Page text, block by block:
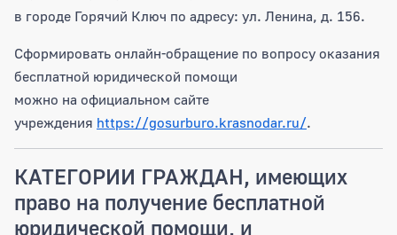
в городе Горячий Ключ по адресу: ул. Ленина, д. 156.
Сформировать онлайн-обращение по вопросу оказания
бесплатной юридической помощи
можно на официальном сайте
учреждения https://gosurburo.krasnodar.ru/.
КАТЕГОРИИ ГРАЖДАН, имеющих
право на получение бесплатной
юридической помощи, и